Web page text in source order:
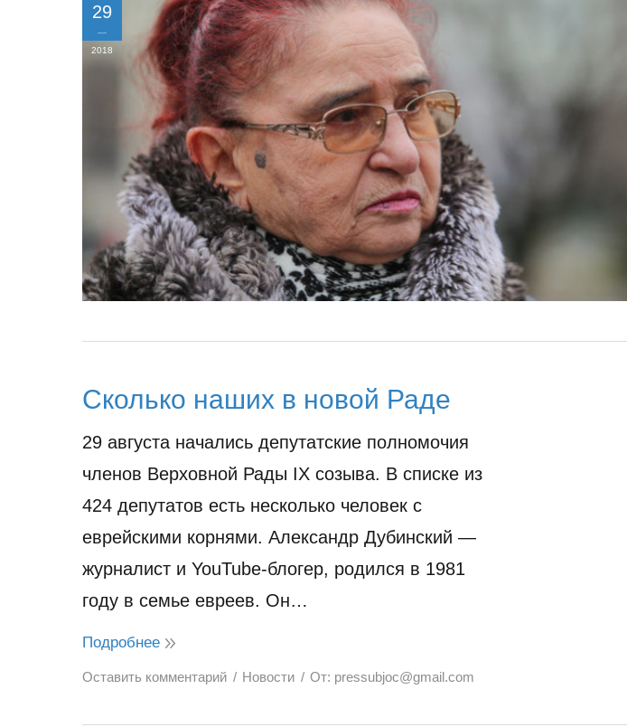
29
2018
Сколько наших в новой Раде
29 августа начались депутатские полномочия
членов Верховной Рады IХ созыва. В списке из
424 депутатов есть несколько человек с
еврейскими корнями. Александр Дубинский —
журналист и YouTube-блогер, родился в 1981
году в семье евреев. Он…
Подробнее
Оставить комментарий Новости От: pressubjoc@gmail.com